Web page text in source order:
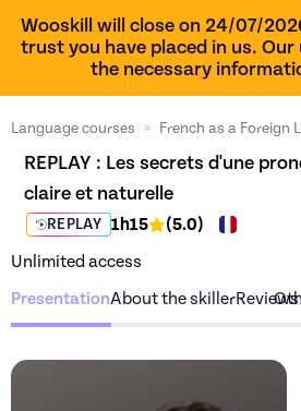
Wooskill will close on 24/07/
trust you have placed in us. Our
the necessary
Language courses > French as a Foreign
REPLAY : Les secrets d'une
claire et naturelle
REPLAY 1h15 (5.0)
Unlimited access
PresentationAbout the skillerReviews